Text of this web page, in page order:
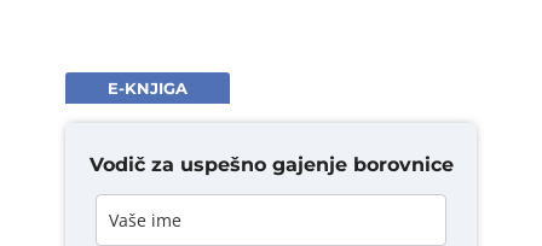
E-KNJIGA
Vodič za uspešno gajenje borovnice